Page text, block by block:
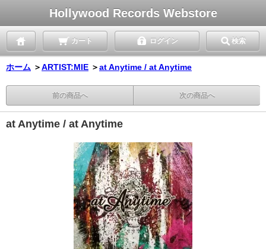
Hollywood Records Webstore
カート ログイン 検索
ホーム ＞ARTIST:MIE ＞at Anytime / at Anytime
前の商品へ 次の商品へ
at Anytime / at Anytime